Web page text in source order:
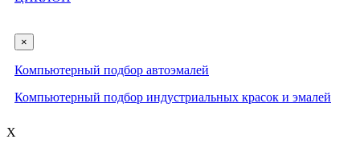
×
Компьютерный подбор автоэмалей
Компьютерный подбор индустриальных красок и эмалей
X